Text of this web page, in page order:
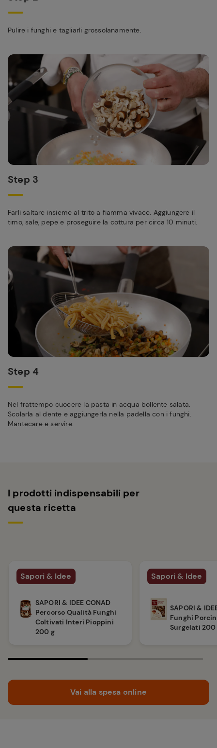
Pulire i funghi e tagliarli grossolanamente.
Step 3
Farli saltare insieme al trito a fiamma vivace. Aggiungere il
timo, sale, pepe e proseguire la cottura per circa 10 minuti.
Step 4
Nel frattempo cuocere la pasta in acqua bollente salata.
Scolarla al dente e aggiungerla nella padella con i funghi.
Mantecare e servire.
I prodotti indispensabili per
questa ricetta
Sapori & Idee
SAPORI & IDEE CONAD
Percorso Qualità Funghi
Coltivati Interi Pioppini
200 g
Sapori & Idee
SAPORI &
Funghi
Surgelati 200
Vai alla spesa online